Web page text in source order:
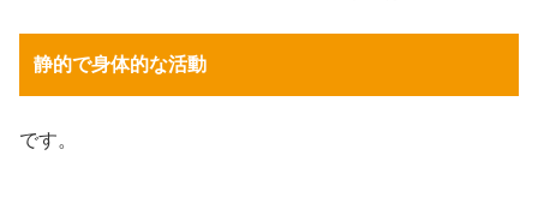
静的で身体的な活動
です。